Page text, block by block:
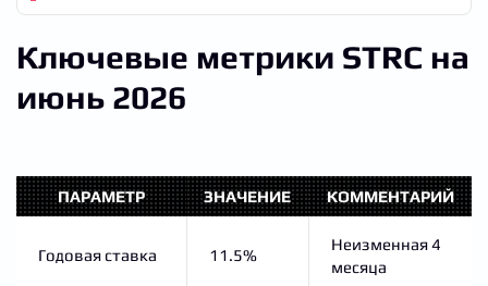
Ключевые метрики STRC на
июнь 2026
ПАРАМЕТР ЗНАЧЕНИЕ КОММЕНТАРИЙ
Годовая ставка 11.5%
Неизменная 4
месяца